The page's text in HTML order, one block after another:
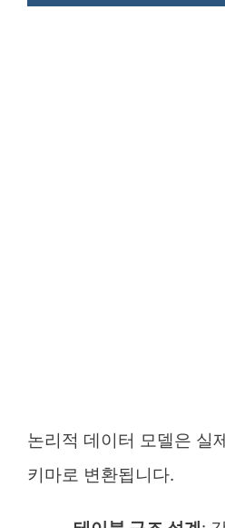
논리적 데이터 모델은 실
키마로 변환됩니다.